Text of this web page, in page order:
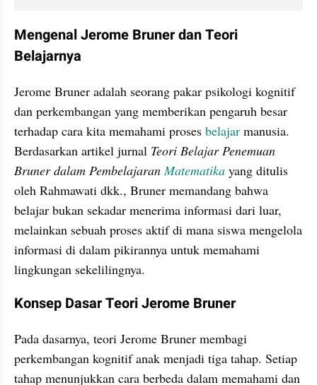
Mengenal Jerome Bruner dan Teori
Belajarnya
Jerome Bruner adalah seorang pakar psikologi kognitif
dan perkembangan yang memberikan pengaruh besar
terhadap cara kita memahami proses belajar manusia.
Berdasarkan artikel jurnal Teori Belajar Penemuan
Bruner dalam Pembelajaran Matematika yang ditulis
oleh Rahmawati dkk., Bruner memandang bahwa
belajar bukan sekadar menerima informasi dari luar,
melainkan sebuah proses aktif di mana siswa mengelola
informasi di dalam pikirannya untuk memahami
lingkungan sekelilingnya.
Konsep Dasar Teori Jerome Bruner
Pada dasarnya, teori Jerome Bruner membagi
perkembangan kognitif anak menjadi tiga tahap. Setiap
tahap menunjukkan cara berbeda dalam memahami dan